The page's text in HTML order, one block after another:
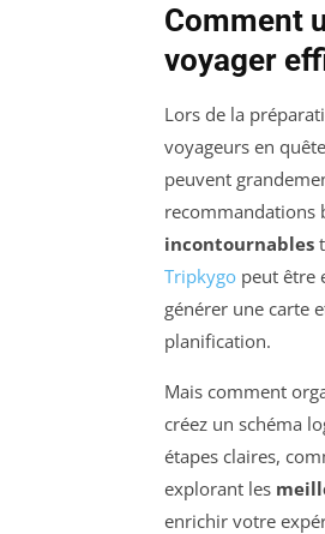
Comment
voyager
Lors de la
voyageurs en
peuvent
recommandations
incontournables
Tripkygo peut être
générer une carte
planification.
Mais comment
créez un schéma
étapes claires,
explorant les
enrichir votre